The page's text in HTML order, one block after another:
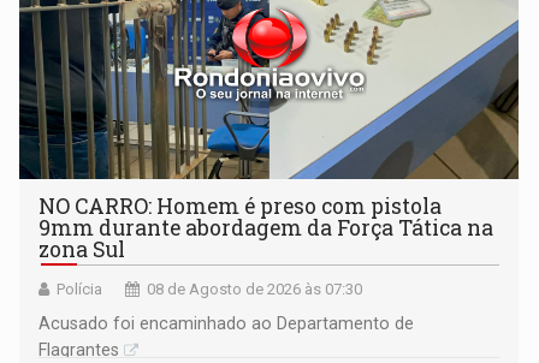
NO CARRO: Homem é preso com pistola
9mm durante abordagem da Força Tática na
zona Sul
Polícia 08 de Agosto de 2026 às 07:30
Acusado foi encaminhado ao Departamento de
Flagrantes